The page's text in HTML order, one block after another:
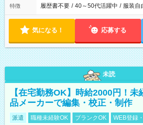
特徴 履歴書不要 / 40～50代活躍中 / 服装自
気になる！ 応募する
未読
【在宅勤務OK】時給2000円！
品メーカーで編集・校正・制作
派遣 職種未経験OK ブランクOK WEB登録